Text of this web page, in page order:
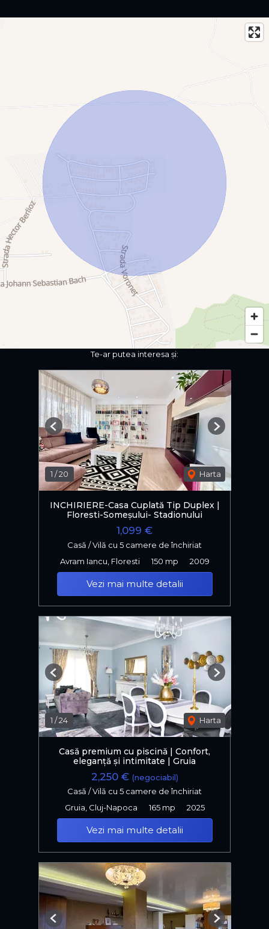
Te-ar putea interesa și:
1 /20 Harta
Previous Next
INCHIRIERE-Casa Cuplată Tip Duplex |
Floresti-Someșului- Stadionului
1,099 €
Casă / Vilă cu 5 camere de închiriat
Avram Iancu, Floresti
150 mp 2009
Vezi mai multe detalii
1 /24 Harta
Previous Next
Casă premium cu piscină | Confort,
eleganță și intimitate | Gruia
2,250 € (negociabil)
Casă / Vilă cu 5 camere de închiriat
Gruia, Cluj-Napoca
165 mp 2025
Vezi mai multe detalii
Previous Next